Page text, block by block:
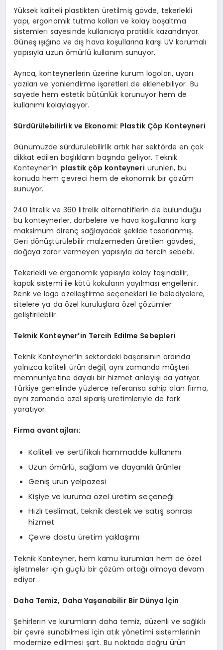
Yüksek kaliteli plastikten üretilmiş gövde, tekerlekli
yapı, ergonomik tutma kolları ve kolay boşaltma
sistemleri sayesinde kullanıcıya pratiklik kazandırıyor.
Güneş ışığına ve dış hava koşullarına karşı UV korumalı
yapısıyla uzun ömürlü kullanım sunuyor.
Ayrıca, konteynerlerin üzerine kurum logoları, uyarı
yazıları ve yönlendirme işaretleri de eklenebiliyor. Bu
sayede hem estetik bütünlük korunuyor hem de
kullanımı kolaylaşıyor.
Sürdürülebilirlik ve Ekonomi: Plastik Çöp Konteyneri
Günümüzde sürdürülebilirlik artık her sektörde en çok
dikkat edilen başlıkların başında geliyor. Teknik
Konteyner’in plastik çöp konteyneri ürünleri, bu
konuda hem çevreci hem de ekonomik bir çözüm
sunuyor.
240 litrelik ve 360 litrelik alternatiflerin de bulunduğu
bu konteynerler, darbelere ve hava koşullarına karşı
maksimum direnç sağlayacak şekilde tasarlanmış.
Geri dönüştürülebilir malzemeden üretilen gövdesi,
doğaya zarar vermeyen yapısıyla da tercih sebebi.
Tekerlekli ve ergonomik yapısıyla kolay taşınabilir,
kapak sistemi ile kötü kokuların yayılması engellenir.
Renk ve logo özelleştirme seçenekleri ile belediyelere,
sitelere ya da özel kuruluşlara özel çözümler
geliştirilebilir.
Teknik Konteyner’in Tercih Edilme Sebepleri
Teknik Konteyner’in sektördeki başarısının ardında
yalnızca kaliteli ürün değil, aynı zamanda müşteri
memnuniyetine dayalı bir hizmet anlayışı da yatıyor.
Türkiye genelinde yüzlerce referansa sahip olan firma,
aynı zamanda özel sipariş üretimleriyle de fark
yaratıyor.
Firma avantajları:
Kaliteli ve sertifikalı hammadde kullanımı
Uzun ömürlü, sağlam ve dayanıklı ürünler
Geniş ürün yelpazesi
Kişiye ve kuruma özel üretim seçeneği
Hızlı teslimat, teknik destek ve satış sonrası
hizmet
Çevre dostu üretim yaklaşımı
Teknik Konteyner, hem kamu kurumları hem de özel
işletmeler için güçlü bir çözüm ortağı olmaya devam
ediyor.
Daha Temiz, Daha Yaşanabilir Bir Dünya İçin
Şehirlerin ve kurumların daha temiz, düzenli ve sağlıklı
bir çevre sunabilmesi için atık yönetimi sistemlerinin
modernize edilmesi şart. Bu noktada doğru ürün